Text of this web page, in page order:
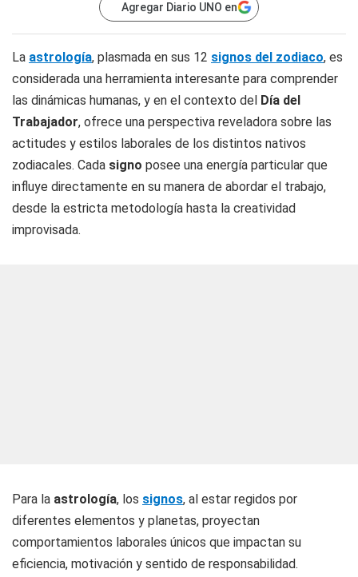
Agregar Diario UNO en
La astrología, plasmada en sus 12 signos del zodiaco, es
considerada una herramienta interesante para comprender
las dinámicas humanas, y en el contexto del
Día del
Trabajador, ofrece una perspectiva reveladora sobre las
actitudes y estilos laborales de los distintos nativos
zodiacales. Cada signo posee una energía particular que
influye directamente en su manera de abordar el trabajo,
desde la estricta metodología hasta la creatividad
improvisada.
Para la astrología, los signos, al estar regidos por
diferentes elementos y planetas, proyectan
comportamientos laborales únicos que impactan su
eficiencia, motivación y sentido de responsabilidad.